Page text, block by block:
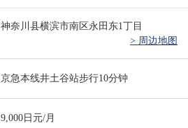
神奈川县横滨市南区永田东1丁目
> 周边地图
京急本线井土谷站步行10分钟
9,000日元/月